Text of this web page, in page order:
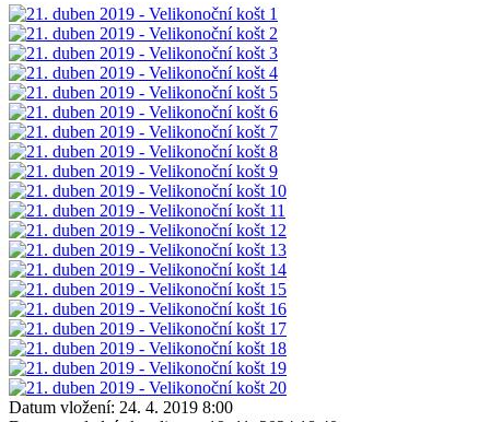
Datum vložení: 24. 4. 2019 8:00